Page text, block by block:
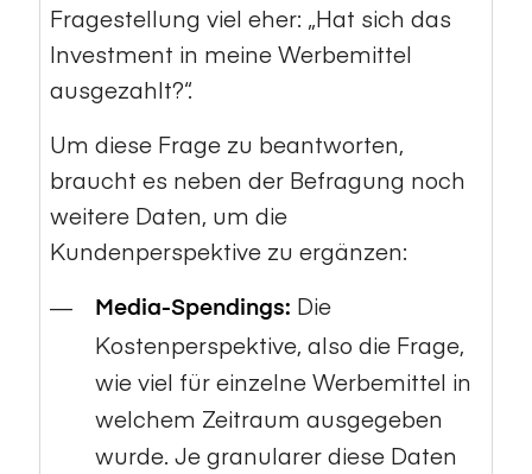
Fragestellung viel eher: „Hat sich das
Investment in meine Werbemittel
ausgezahlt?“.
Um diese Frage zu beantworten,
braucht es neben der Befragung noch
weitere Daten, um die
Kundenperspektive zu ergänzen:
Media-Spendings: Die
Kostenperspektive, also die Frage,
wie viel für einzelne Werbemittel in
welchem Zeitraum ausgegeben
wurde. Je granularer diese Daten